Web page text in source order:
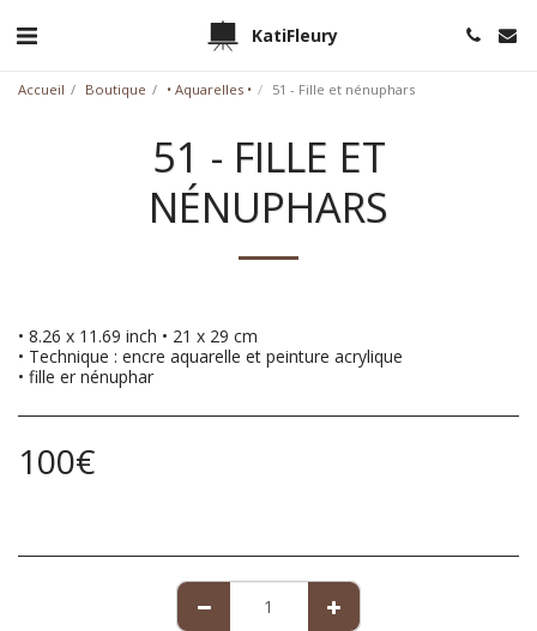
KatiFleury
Accueil Boutique • Aquarelles • 51 - Fille et nénuphars
51 - FILLE ET
NÉNUPHARS
• 8.26 x 11.69 inch • 21 x 29 cm
• Technique : encre aquarelle et peinture acrylique
• fille er nénuphar
100€